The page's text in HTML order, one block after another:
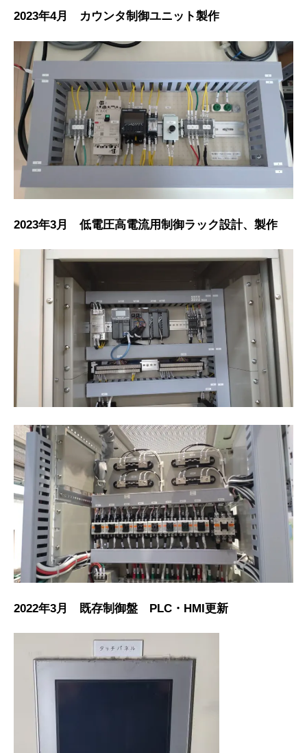
2023年4月 カウンタ制御ユニット製作
2023年3月 低電圧高電流用制御ラック設計、製作
2022年3月 既存制御盤 PLC・HMI更新